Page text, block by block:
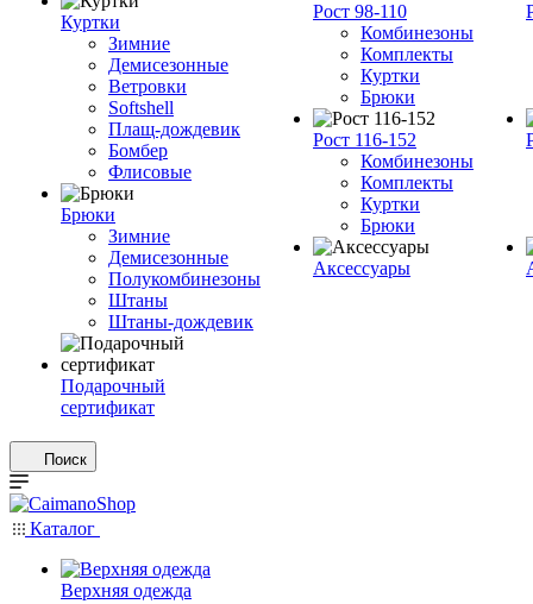
Куртки
Зимние
Демисезонные
Ветровки
Softshell
Плащ-дождевик
Бомбер
Флисовые
Брюки
Зимние
Демисезонные
Полукомбинезоны
Штаны
Штаны-дождевик
Подарочный
сертификат
Рост 98-110
Комбинезоны
Комплекты
Куртки
Брюки
Рост 116-152
Комбинезоны
Комплекты
Куртки
Брюки
Аксессуары
Поиск
Каталог
Верхняя одежда